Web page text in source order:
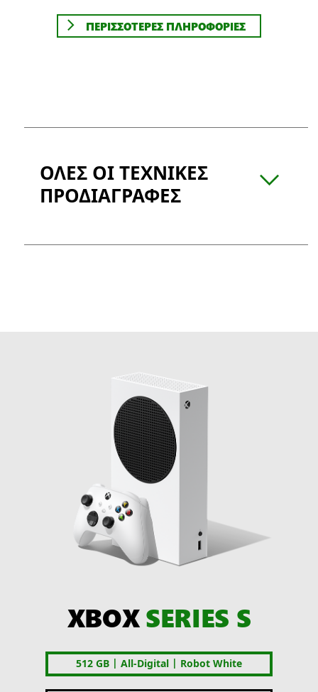
ΠΕΡΙΣΣΟΤΕΡΕΣ ΠΛΗΡΟΦΟΡΙΕΣ
ΟΛΕΣ ΟΙ ΤΕΧΝΙΚΕΣ
ΠΡΟΔΙΑΓΡΑΦΕΣ
XBOXSERIES S
512 GB | All-Digital | Robot White